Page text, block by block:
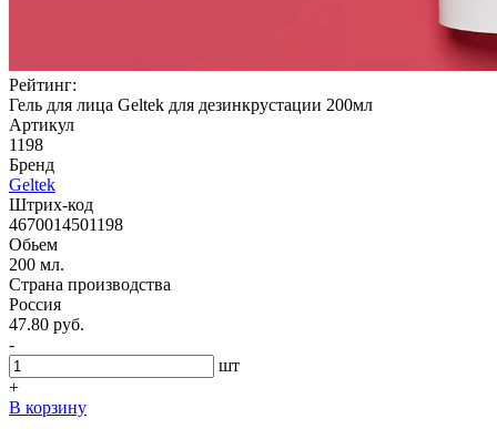
Рейтинг:
Гель для лица Geltek для дезинкрустации 200мл
Артикул
1198
Бренд
Geltek
Штрих-код
4670014501198
Обьем
200 мл.
Страна производства
Россия
47.80 руб.
-
шт
+
В корзину